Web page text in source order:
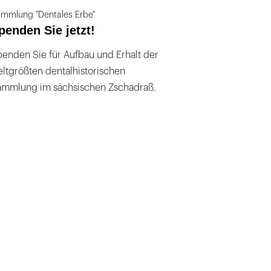
"Dentales Erbe"
Sie jetzt!
Sie für Aufbau und Erhalt der
dentalhistorischen
im sächsischen Zschadraß.